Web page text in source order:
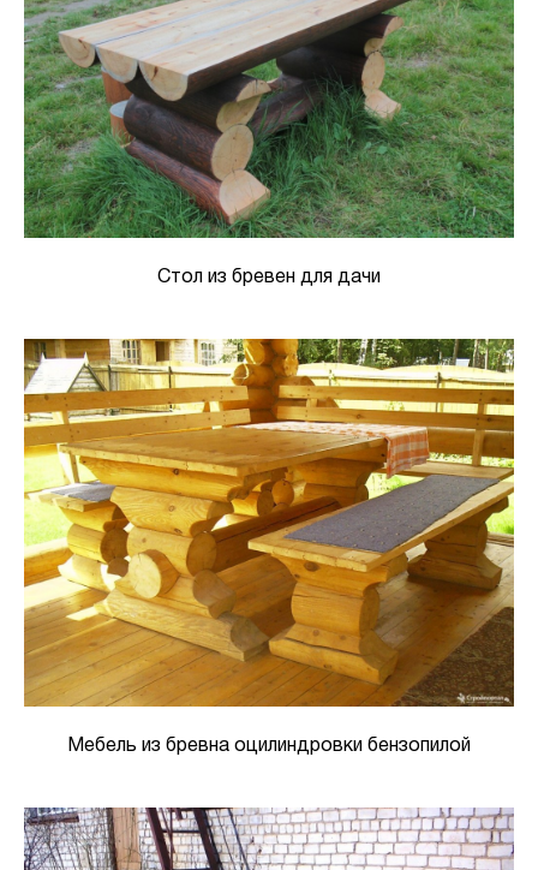
Стол из бревен для дачи
Мебель из бревна оцилиндровки бензопилой